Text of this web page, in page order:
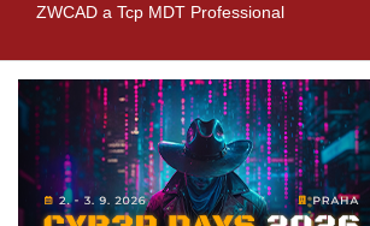
ZWCAD a Tcp MDT Professional